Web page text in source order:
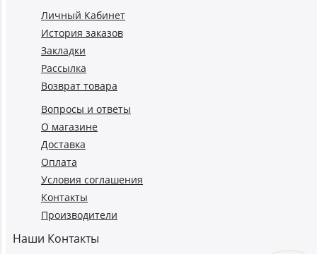
Личный Кабинет
История заказов
Закладки
Рассылка
Возврат товара
Вопросы и ответы
О магазине
Доставка
Оплата
Условия соглашения
Контакты
Производители
Наши Контакты